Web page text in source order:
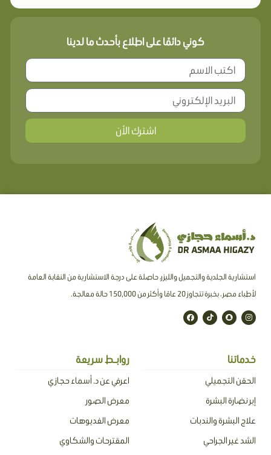
كوني دائمًا على اطلاع بأحدث ما لدينا
اشترك الأن
استشارية الجلدية والتجميل والليزر، حاصلة على درجة الاستشارية من النقابة العامة
لأطباء مصر ، بخبرة تتجاوز 20 عامًا وأكثر من 150,000 حالة معالجة.
I
n
s
a
S
n
a
a
t
T
i
k
F
a
c
خدماتنا
الحقن التجميلي
إبر نضارة البشرة
علاج البشرة والندبات
الشد غير الجراحي
روابـط سريعة
اعرفي عن د. أسماء حجازي
معرض الصور
معرض الفديوهات
المقترحات والشكاوي